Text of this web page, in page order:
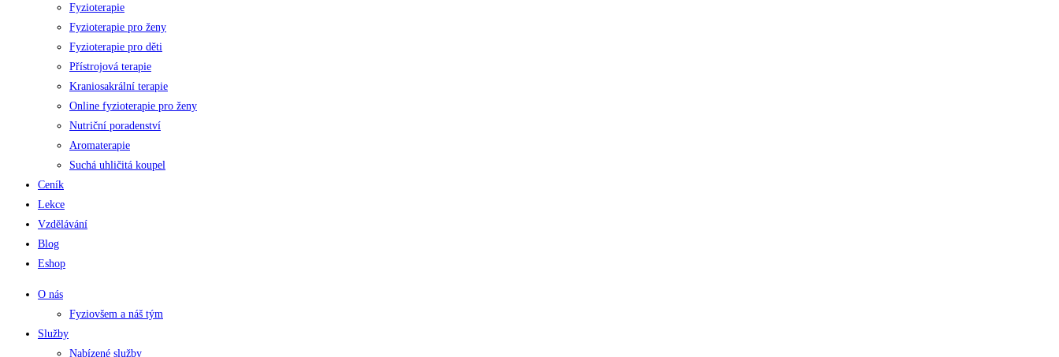
Fyzioterapie
Fyzioterapie pro ženy
Fyzioterapie pro děti
Přístrojová terapie
Kraniosakrální terapie
Online fyzioterapie pro ženy
Nutriční poradenství
Aromaterapie
Suchá uhličitá koupel
Ceník
Lekce
Vzdělávání
Blog
Eshop
O nás
Fyziovšem a náš tým
Služby
Nabízené služby